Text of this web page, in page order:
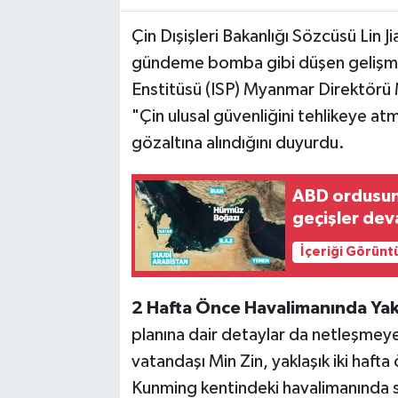
Çin Dışişleri Bakanlığı Sözcüsü Lin
gündeme bomba gibi düşen
Enstitüsü (ISP) Myanmar
"Çin ulusal güvenliğini tehlikeye
gözaltına alındığını duyurdu.
ABD
geçişler
İçeriği
2 Hafta Önce Havalimanında
planına dair detaylar da
vatandaşı Min Zin, yaklaşık iki
Kunming kentindeki